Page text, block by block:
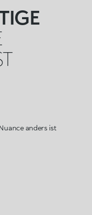
anders ist